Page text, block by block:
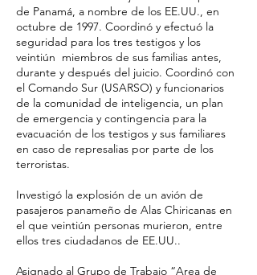
de Panamá, a nombre de los EE.UU., en
octubre de 1997. Coordinó y efectuó la
seguridad para los tres testigos y los
veintiún miembros de sus familias antes,
durante y después del juicio. Coordinó con
el Comando Sur (USARSO) y funcionarios
de la comunidad de inteligencia, un plan
de emergencia y contingencia para la
evacuación de los testigos y sus familiares
en caso de represalias por parte de los
terroristas.
Investigó la explosión de un avión de
pasajeros panameño de Alas Chiricanas en
el que veintiún personas murieron, entre
ellos tres ciudadanos de EE.UU..
Asignado al Grupo de Trabajo “Area de